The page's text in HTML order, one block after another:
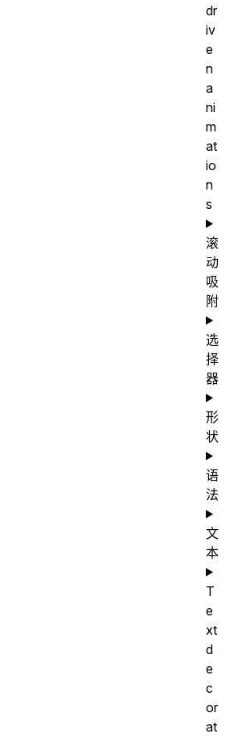
dr
iv
e
n
a
ni
m
at
io
n
s
滚
动
吸
附
选
择
器
形
状
语
法
文
本
T
e
xt
d
e
c
or
at